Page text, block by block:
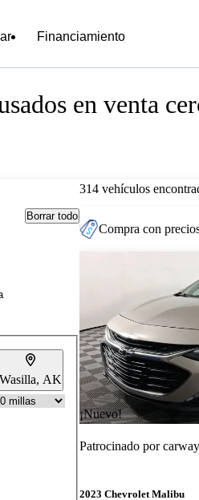
Financiamiento
en venta
Borrar todo
Wasilla, AK
314 vehículos
Compra con
¡Nuevo!
Patrocinado porcarway
2023 Chevrolet Malibu